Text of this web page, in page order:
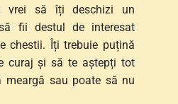
vrei să îți deschizi un
fii destul de interesat
chestii. Îți trebuie puțină
curaj și să te aștepți tot
sau poate să nu